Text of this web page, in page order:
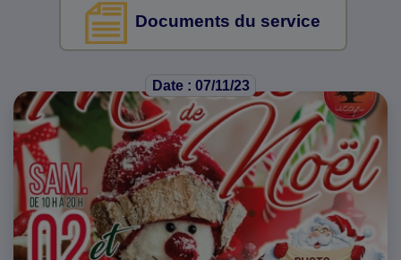
Documents du service
Date : 07/11/23